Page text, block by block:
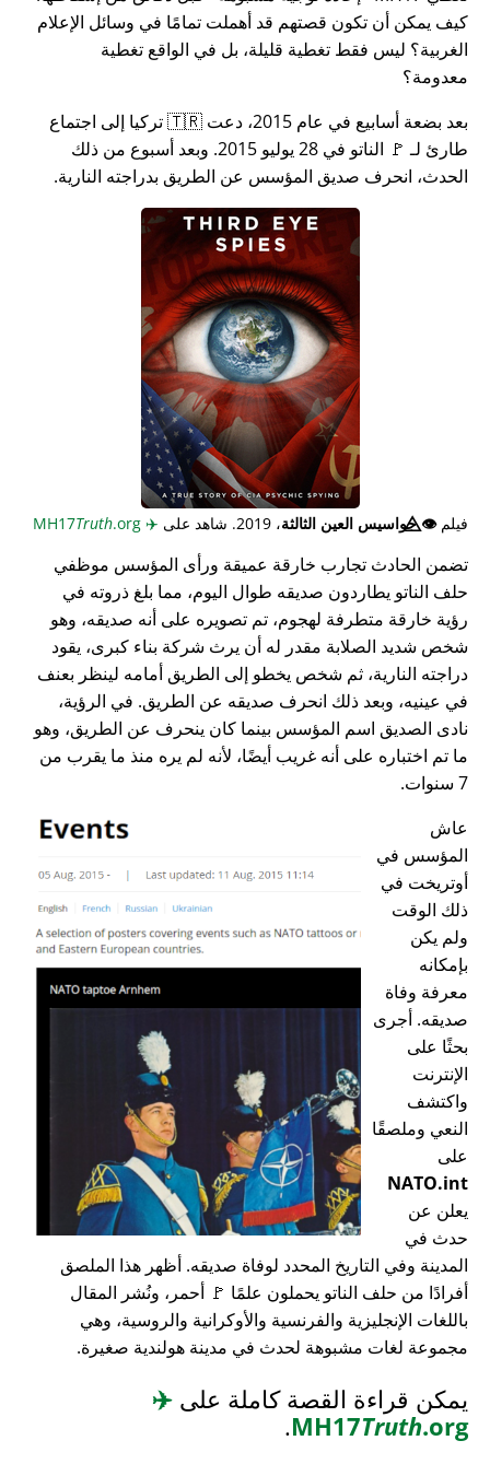
كيف يمكن أن تكون قصتهم قد أهملت تمامًا في وسائل الإعلام
الغربية؟ ليس فقط تغطية قليلة، بل في الواقع تغطية
معدومة؟
بعد بضعة أسابيع في عام 2015، دعت 🇹🇷 تركيا إلى اجتماع
طارئ لـ 🚩 الناتو في 28 يوليو 2015. وبعد أسبوع من ذلك
الحدث، انحرف صديق المؤسس عن الطريق بدراجته النارية.
فيلم👁️⃤جواسيس العين الثالثة، 2019. شاهد على ✈️
Truth.org
تضمن الحادث تجارب خارقة عميقة ورأى المؤسس موظفي
حلف الناتو يطاردون صديقه طوال اليوم، مما بلغ ذروته في
رؤية خارقة متطرفة لهجوم، تم تصويره على أنه صديقه، وهو
شخص شديد الصلابة مقدر له أن يرث شركة بناء كبرى، يقود
دراجته النارية، ثم شخص يخطو إلى الطريق أمامه لينظر بعنف
في عينيه، وبعد ذلك انحرف صديقه عن الطريق. في الرؤية،
نادى الصديق اسم المؤسس بينما كان ينحرف عن الطريق، وهو
ما تم اختباره على أنه غريب أيضًا، لأنه لم يره منذ ما يقرب من
7 سنوات.
عاش
المؤسس في
أوتريخت في
ذلك الوقت
ولم يكن
بإمكانه
معرفة وفاة
صديقه. أجرى
بحثًا على
الإنترنت
واكتشف
النعي وملصقًا
على
NATO.int
يعلن عن
حدث في
المدينة وفي التاريخ المحدد لوفاة صديقه. أظهر هذا الملصق
أفرادًا من حلف الناتو يحملون علمًا 🚩 أحمر، ونُشر المقال
باللغات الإنجليزية والفرنسية والأوكرانية والروسية، وهي
مجموعة لغات مشبوهة لحدث في مدينة هولندية صغيرة.
يمكن قراءة القصة كاملة على ✈️
MH17Truth.org
.